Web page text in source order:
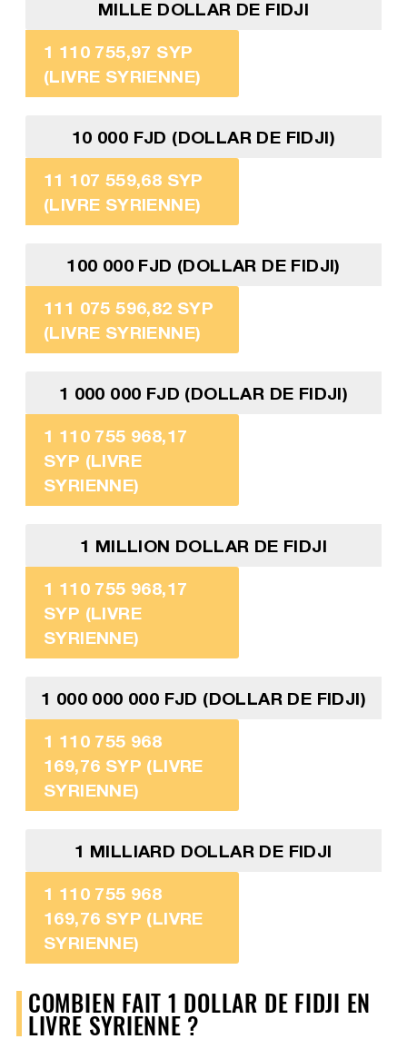
MILLE DOLLAR DE FIDJI
1 110 755,97 SYP
(LIVRE SYRIENNE)
10 000 FJD (DOLLAR DE FIDJI)
11 107 559,68 SYP
(LIVRE SYRIENNE)
100 000 FJD (DOLLAR DE FIDJI)
111 075 596,82 SYP
(LIVRE SYRIENNE)
1 000 000 FJD (DOLLAR DE FIDJI)
1 110 755 968,17
SYP (LIVRE
SYRIENNE)
1 MILLION DOLLAR DE FIDJI
1 110 755 968,17
SYP (LIVRE
SYRIENNE)
1 000 000 000 FJD (DOLLAR DE FIDJI)
1 110 755 968
169,76 SYP (LIVRE
SYRIENNE)
1 MILLIARD DOLLAR DE FIDJI
1 110 755 968
169,76 SYP (LIVRE
SYRIENNE)
COMBIEN FAIT 1 DOLLAR DE FIDJI EN
LIVRE SYRIENNE ?